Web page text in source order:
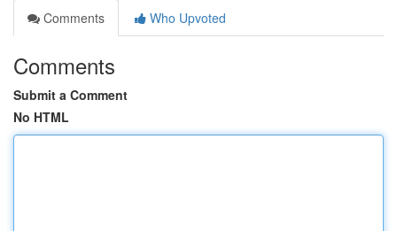
Comments
Who Upvoted
Comments
Submit a Comment
No HTML